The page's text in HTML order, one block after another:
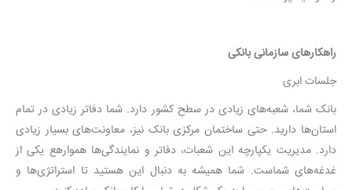
راهکارهای سازمانی بانکی
جلسات ابری
بانک شما، شعبه‌های زیادی در سطح کشور دارد. شما دفاتر زیادی در تمام
استان‌ها دارید. حتی ساختمان مرکزی بانک نیز، معاونت‌های بسیار زیادی
دارد. مدیریت یکپارچه این شعبات، دفاتر و نمایندگی‌ها هموارهع یکی از
غدغه‌های شماست. شما همیشه به دنبال این هستید تا استراتژی‌ها و